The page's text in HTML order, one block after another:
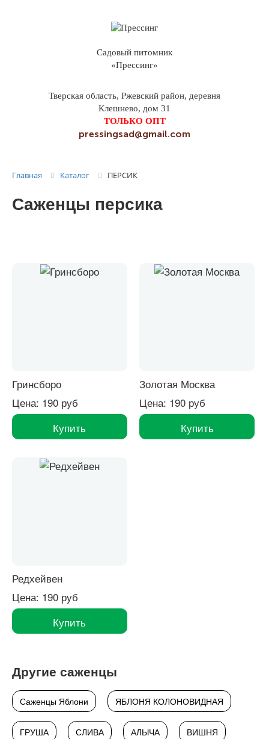
Садовый питомник
«Прессинг»
Тверская область, Ржевский район, деревня
Клешнево, дом 31
ТОЛЬКО ОПТ
pressingsad@gmail.com
Главная Каталог ПЕРСИК
Саженцы персика
Гринсборо
Цена: 190 руб
Купить
Золотая Москва
Цена: 190 руб
Купить
Редхейвен
Цена: 190 руб
Купить
Другие саженцы
Саженцы Яблони ЯБЛОНЯ КОЛОНОВИДНАЯ
ГРУША СЛИВА АЛЫЧА ВИШНЯ